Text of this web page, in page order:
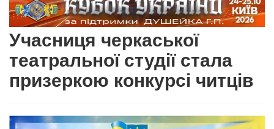
Учасниця черкаської
театральної студії стала
призеркою конкурсі читців